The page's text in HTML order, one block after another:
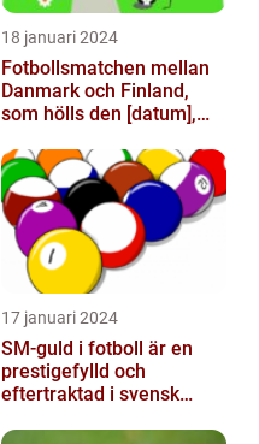
18 januari 2024
Fotbollsmatchen mellan
Danmark och Finland,
som hölls den [datum],
allvarl...
17 januari 2024
SM-guld i fotboll är en
prestigefylld och
eftertraktad i svensk